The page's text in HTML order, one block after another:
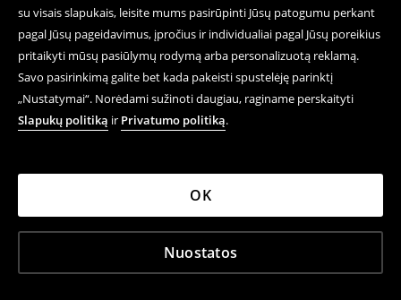
su visais slapukais, leisite mums pasirūpinti Jūsų patogumu perkant
pagal Jūsų pageidavimus, įpročius ir individualiai pagal Jūsų poreikius
pritaikyti mūsų pasiūlymų rodymą arba personalizuotą reklamą.
Savo pasirinkimą galite bet kada pakeisti spustelėję parinktį
„Nustatymai“. Norėdami sužinoti daugiau, raginame perskaityti
Slapukų politiką ir Privatumo politiką.
Nuostatos
OK
Pagalba ir Kontaktai
E-parduotuvė
LPP LITHUANIA UAB, J. Balčikonio st. 3 Vilnius LT-08247,
LT117959419.